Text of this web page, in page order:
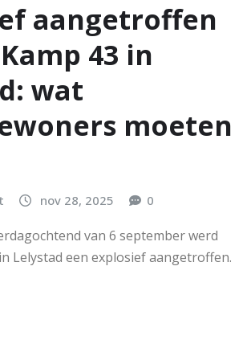
aangetroffen
43 in
wat
moeten
nov 28, 2025 0
van 6 september werd
Lelystad een explosief aangetroffen.